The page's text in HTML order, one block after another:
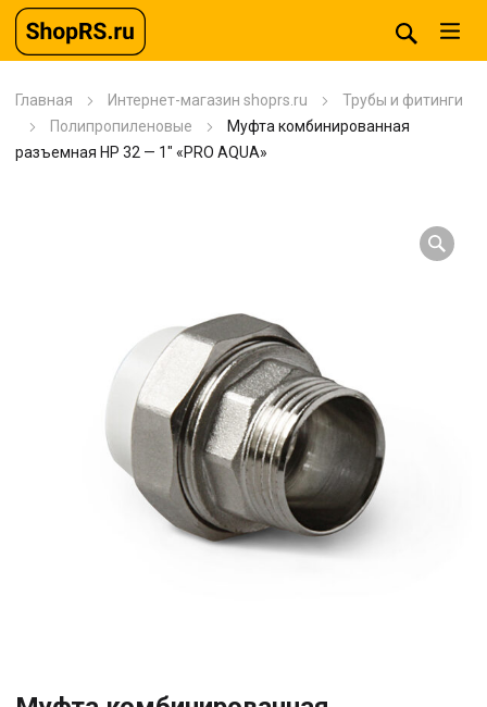
Главная Интернет-магазин shoprs.ru
Трубы и фитинги
Полипропиленовые
Муфта комбинированная
разъемная HP 32 — 1″ «PRO AQUA»